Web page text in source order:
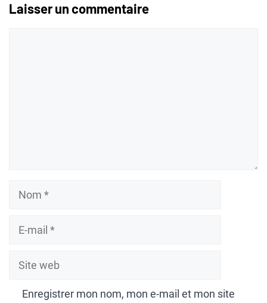
Laisser un commentaire
Site
Enregistrer mon nom, mon e-mail et mon site